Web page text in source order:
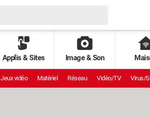
Applis & Sites Image & Son
Jeux vidéo Matériel Réseau Vidéo/TV Virus/